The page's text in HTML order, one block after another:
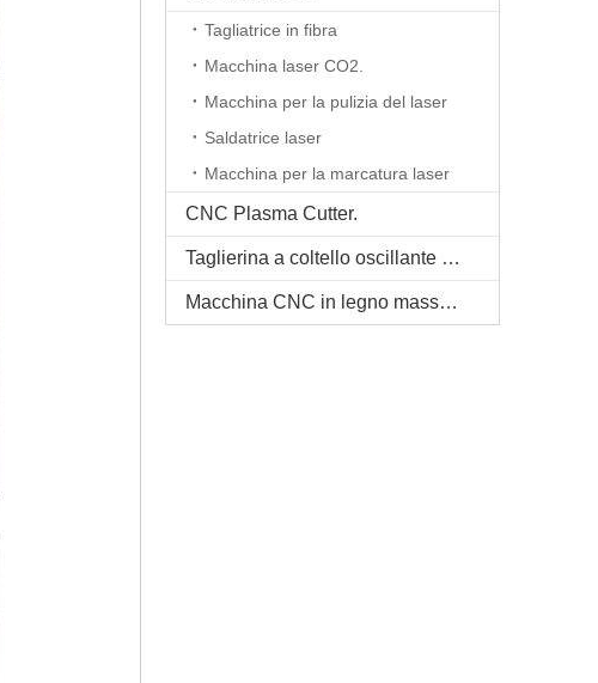
Tagliatrice in fibra
Macchina laser CO2.
Macchina per la pulizia del laser
Saldatrice laser
Macchina per la marcatura laser
CNC Plasma Cutter.
Taglierina a coltello oscillante CNC
Macchina CNC in legno massello